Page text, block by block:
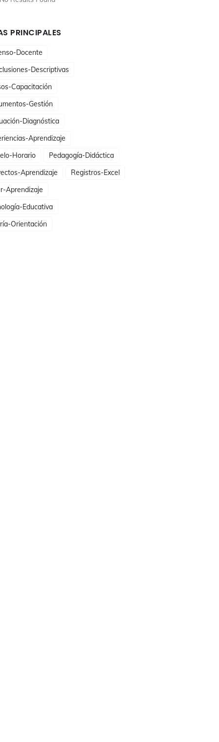
PRINCIPALES
Docente
Descriptivas
Capacitación
Gestión
Diagnóstica
Aprendizaje
Horario
Pedagogía-Didáctica
Aprendizaje
Registros-Excel
Aprendizaje
Educativa
Orientación